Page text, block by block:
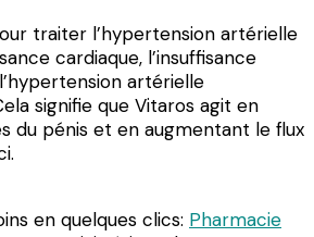
traiter l’hypertension artérielle
cardiaque, l’insuffisance
artérielle
signifie que Vitaros agit en
du pénis et en augmentant le flux
en quelques clics: Pharmacie